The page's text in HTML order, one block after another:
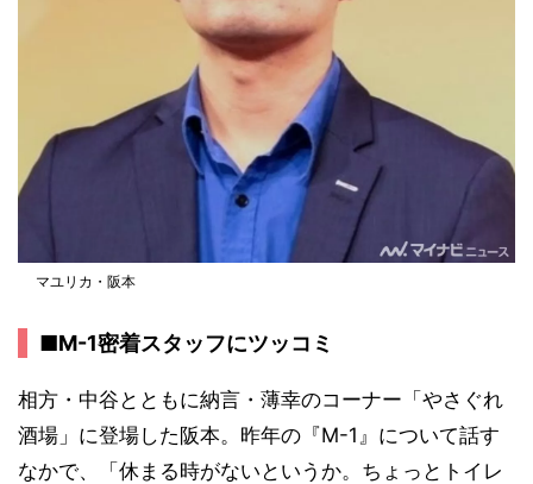
マユリカ・阪本
■M-1密着スタッフにツッコミ
相方・中谷とともに納言・薄幸のコーナー「やさぐれ
酒場」に登場した阪本。昨年の『M-1』について話す
なかで、「休まる時がないというか。ちょっとトイレ